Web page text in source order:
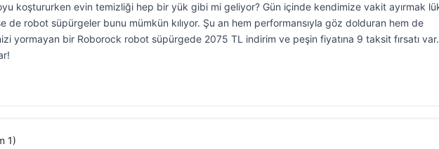
koştururken evin temizliği hep bir yük gibi mi geliyor? Gün içinde kendimize vakit ayırmak
de robot süpürgeler bunu mümkün kılıyor. Şu an hem performansıyla göz dolduran hem de
yormayan bir Roborock robot süpürgede 2075 TL indirim ve peşin fiyatına 9 taksit fırsatı
1)